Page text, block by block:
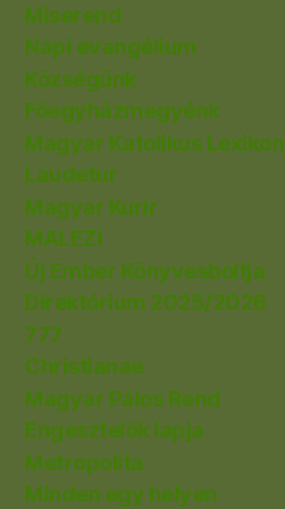
Miserend
Napi evangélium
Községünk
Főegyházmegyénk
Magyar Katolikus Lexikon
Laudetur
Magyar Kurír
MALEZI
Új Ember Könyvesboltja
Direktórium 2025/2026
777
Christianae
Magyar Pálos Rend
Engesztelők lapja
Metropolita
Minden egy helyen